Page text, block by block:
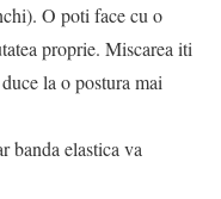
O poti face cu o
proprie. Miscarea iti
la o postura mai
banda elastica va